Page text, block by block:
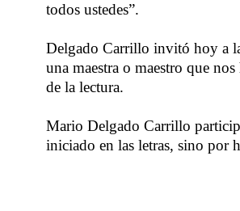
todos ustedes”.
Delgado Carrillo invitó hoy a
una maestra o maestro que
de la lectura.
Mario Delgado Carrillo
iniciado en las letras, sino por